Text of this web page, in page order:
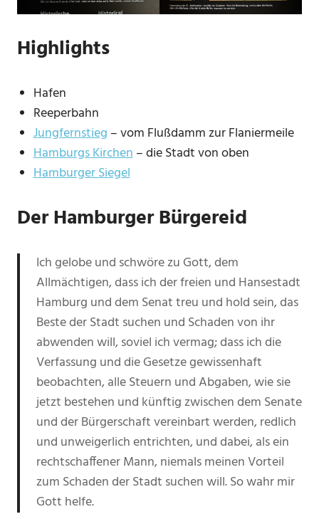
Highlights
Hafen
Reeperbahn
Jungfernstieg – vom Flußdamm zur Flaniermeile
Hamburgs Kirchen– die Stadt von oben
Hamburger Siegel
Der Hamburger Bürgereid
Ich gelobe und schwöre zu Gott, dem
Allmächtigen, dass ich der freien und Hansestadt
Hamburg und dem Senat treu und hold sein, das
Beste der Stadt suchen und Schaden von ihr
abwenden will, soviel ich vermag; dass ich die
Verfassung und die Gesetze gewissenhaft
beobachten, alle Steuern und Abgaben, wie sie
jetzt bestehen und künftig zwischen dem Senate
und der Bürgerschaft vereinbart werden, redlich
und unweigerlich entrichten, und dabei, als ein
rechtschaffener Mann, niemals meinen Vorteil
zum Schaden der Stadt suchen will. So wahr mir
Gott helfe.